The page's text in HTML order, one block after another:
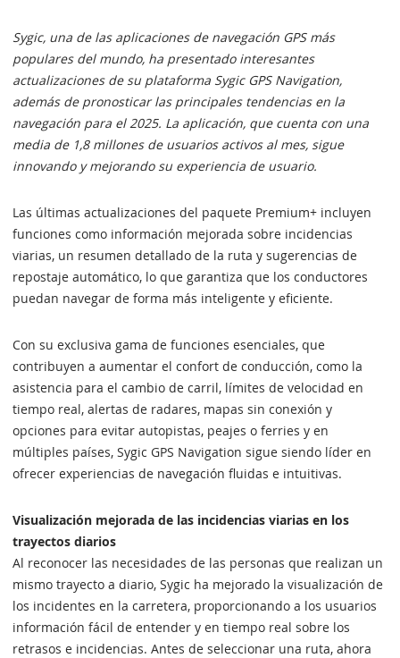
Sygic, una de las aplicaciones de navegación GPS más
populares del mundo, ha presentado interesantes
actualizaciones de su plataforma Sygic GPS Navigation,
además de pronosticar las principales tendencias en la
navegación para el 2025. La aplicación, que cuenta con una
media de 1,8 millones de usuarios activos al mes, sigue
innovando y mejorando su experiencia de usuario.
Las últimas actualizaciones del paquete Premium+ incluyen
funciones como información mejorada sobre incidencias
viarias, un resumen detallado de la ruta y sugerencias de
repostaje automático, lo que garantiza que los conductores
puedan navegar de forma más inteligente y eficiente.
Con su exclusiva gama de funciones esenciales, que
contribuyen a aumentar el confort de conducción, como la
asistencia para el cambio de carril, límites de velocidad en
tiempo real, alertas de radares, mapas sin conexión y
opciones para evitar autopistas, peajes o ferries y en
múltiples países, Sygic GPS Navigation sigue siendo líder en
ofrecer experiencias de navegación fluidas e intuitivas.
Visualización mejorada de las incidencias viarias en los
trayectos diarios
Al reconocer las necesidades de las personas que realizan un
mismo trayecto a diario, Sygic ha mejorado la visualización de
los incidentes en la carretera, proporcionando a los usuarios
información fácil de entender y en tiempo real sobre los
retrasos e incidencias. Antes de seleccionar una ruta, ahora